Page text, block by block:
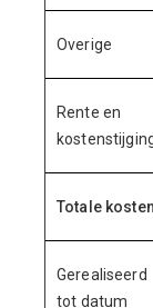
Overige
Rente en
Totale kosten
Gerealiseerd
tot datum